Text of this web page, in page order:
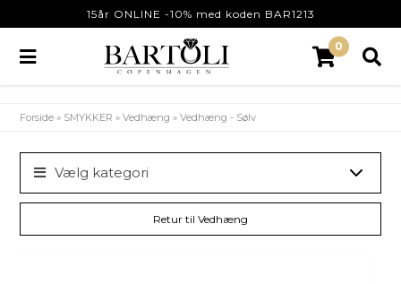
15år ONLINE -10% med koden BAR1213
0
Forside » SMYKKER »Vedhæng »Vedhæng - Sølv
Vælg kategori
Retur til Vedhæng